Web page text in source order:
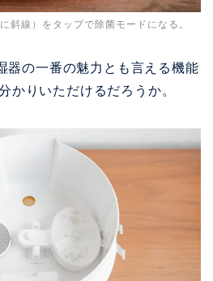
斜線）をタップで除菌モードになる。
器の一番の魅力とも言える機能
かりいただけるだろうか。